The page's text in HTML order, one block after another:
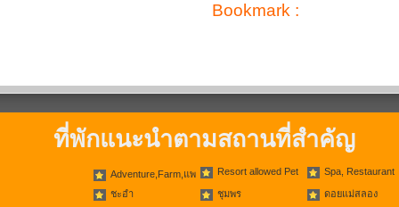
Bookmark :
ที่พักแนะนำตามสถานที่สำคัญ
Adventure,Farm,แพ Resort allowed Pet Spa, Restaurant
ชะอำ ชุมพร
ดอยแม่สลอง